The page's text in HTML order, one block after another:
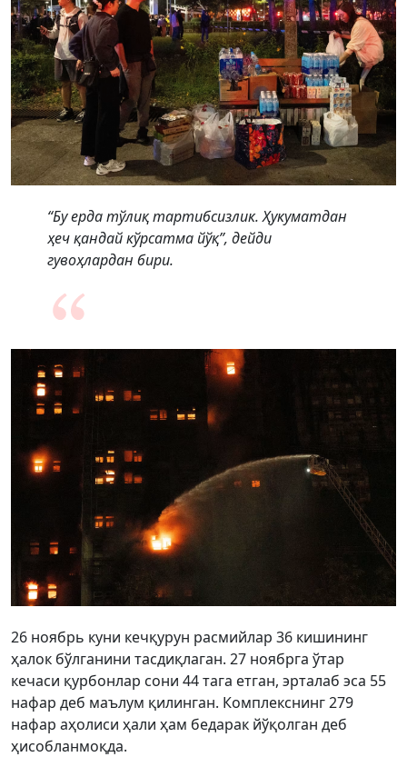
“Бу ерда тўлиқ тартибсизлик. Ҳукуматдан
ҳеч қандай кўрсатма йўқ”, дейди
гувоҳлардан бири.
26 ноябрь куни кечқурун расмийлар 36 кишининг
ҳалок бўлганини тасдиқлаган. 27 ноябрга ўтар
кечаси қурбонлар сони 44 тага етган, эрталаб эса 55
нафар деб маълум қилинган. Комплекснинг 279
нафар аҳолиси ҳали ҳам бедарак йўқолган деб
ҳисобланмоқда.